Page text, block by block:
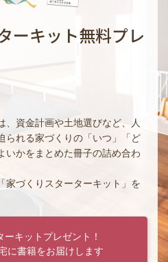
ーキット無料プレ
、資金計画や土地選びなど、人
られる家づくりの「いつ」「ど
いかをまとめた冊子の詰め合わ
家づくりスターターキット」を
キットプレゼント！
に書籍をお届けします